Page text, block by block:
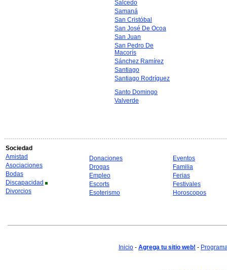
Salcedo
Samaná
San Cristóbal
San José De Ocoa
San Juan
San Pedro De
Macorís
Sánchez Ramírez
Santiago
Santiago Rodríguez
Santo Domingo
Valverde
Sociedad
Amistad
Asociaciones
Bodas
Discapacidad
Divorcios
Donaciones
Drogas
Empleo
Escorts
Esoterismo
Eventos
Familia
Ferias
Festivales
Horoscopos
Inicio - Agrega tu sitio web! -